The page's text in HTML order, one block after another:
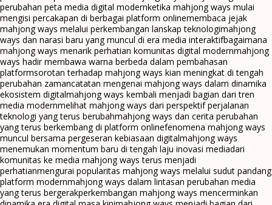
perubahan peta media digital modernketika mahjong ways mulai
mengisi percakapan di berbagai platform onlinemembaca jejak
mahjong ways melalui perkembangan lanskap teknologimahjong
ways dan narasi baru yang muncul di era media interaktifbagaimana
mahjong ways menarik perhatian komunitas digital modernmahjong
ways hadir membawa warna berbeda dalam pembahasan
platformsorotan terhadap mahjong ways kian meningkat di tengah
perubahan zamancatatan mengenai mahjong ways dalam dinamika
ekosistem digitalmahjong ways kembali menjadi bagian dari tren
media modernmelihat mahjong ways dari perspektif perjalanan
teknologi yang terus berubahmahjong ways dan cerita perubahan
yang terus berkembang di platform onlinefenomena mahjong ways
muncul bersama pergeseran kebiasaan digitalmahjong ways
menemukan momentum baru di tengah laju inovasi mediadari
komunitas ke media mahjong ways terus menjadi
perhatianmengurai popularitas mahjong ways melalui sudut pandang
platform modernmahjong ways dalam lintasan perubahan media
yang terus bergerakperkembangan mahjong ways mencerminkan